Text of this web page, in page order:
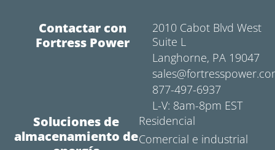
Contactar con
Fortress Power
2010 Cabot Blvd West
Suite L
Langhorne, PA 19047
877-497-6937
L-V: 8am-8pm EST
Soluciones de
almacenamiento de
Residencial
Comercial e industrial